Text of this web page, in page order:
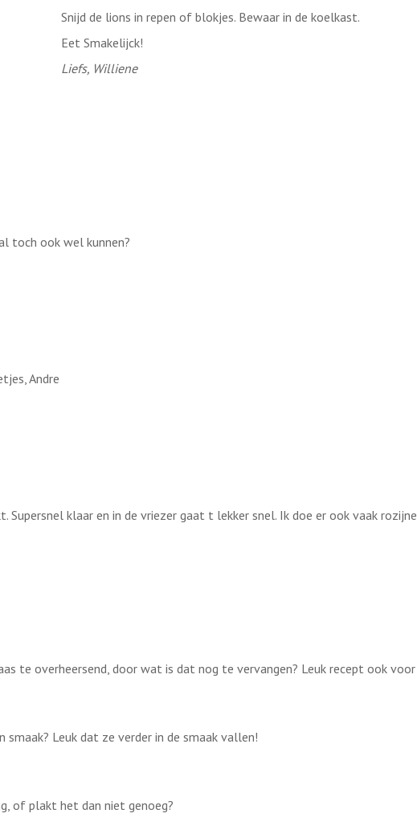
Snijd de lions in repen of blokjes. Bewaar in de koelkast.
Eet Smakelijck!
Liefs, Williene
toch ook wel kunnen?
Andre
Supersnel klaar en in de vriezer gaat t lekker snel. Ik doe er ook vaak
te overheersend, door wat is dat nog te vervangen? Leuk recept ook
Leuk dat ze verder in de smaak vallen!
of plakt het dan niet genoeg?